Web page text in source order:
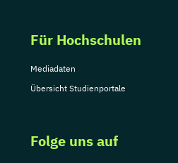
Für Hochschulen
Mediadaten
Übersicht Studienportale
Folge uns auf